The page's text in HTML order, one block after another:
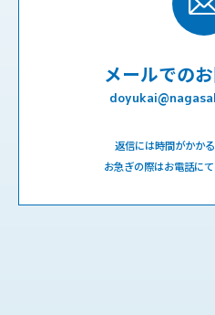
メールでの
返信には時間がかかる
お急ぎの際はお電話に